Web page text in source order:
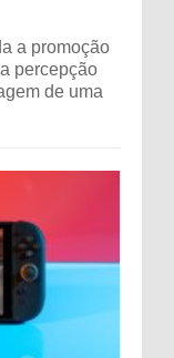
a promoção
percepção
de uma